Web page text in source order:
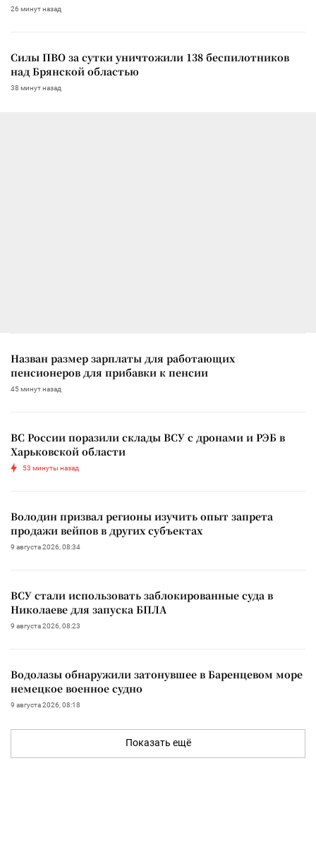
26 минут назад
Силы ПВО за сутки уничтожили 138 беспилотников
над Брянской областью
38 минут назад
Назван размер зарплаты для работающих
пенсионеров для прибавки к пенсии
45 минут назад
ВС России поразили склады ВСУ с дронами и РЭБ в
Харьковской области
53 минуты назад
Володин призвал регионы изучить опыт запрета
продажи вейпов в других субъектах
9 августа 2026, 08:34
ВСУ стали использовать заблокированные суда в
Николаеве для запуска БПЛА
9 августа 2026, 08:23
Водолазы обнаружили затонувшее в Баренцевом море
немецкое военное судно
9 августа 2026, 08:18
Показать ещё